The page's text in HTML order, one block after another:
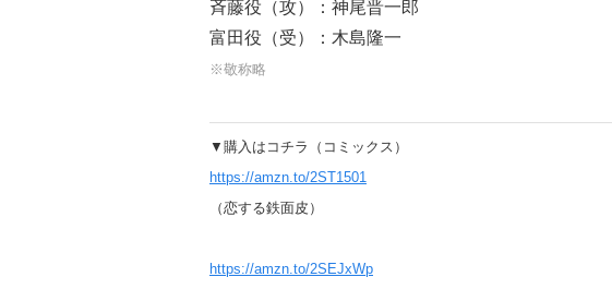
斉藤役（攻）：神尾晋一郎
富田役（受）：木島隆一
※敬称略
▼購入はコチラ（コミックス）
https://amzn.to/2ST1501
（恋する鉄面皮）
https://amzn.to/2SEJxWp